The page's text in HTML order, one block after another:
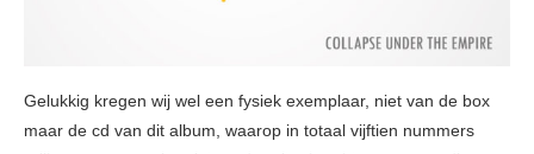
Gelukkig kregen wij wel een fysiek exemplaar, niet van de box
maar de cd van dit album, waarop in totaal vijftien nummers